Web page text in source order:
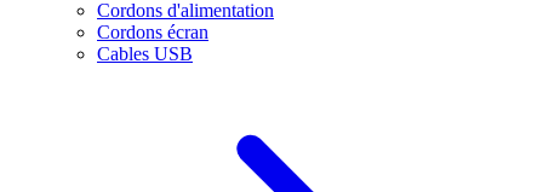
Cordons d'alimentation
Cordons écran
Cables USB